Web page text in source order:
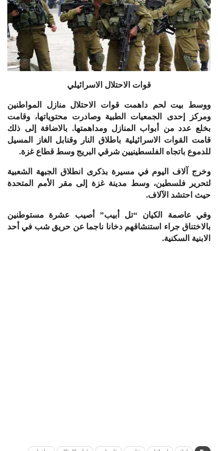
قوات الاحتلال الاسرائيلي
ووسط بيت لحم داهمت قوات الاحتلال منازل المواطنين
ومركز إحدى الجمعيات الطبية وصادرت محتوياتها، وقامت
بخلع عدد من أبواب المنازل ومداهمتها. بالاضافة إلى ذلك
قامت القوات الاسرائيلية باطلاق النار وقنابل الغاز المسيل
للدموع باتجاه الفلسطينيين شرقي البريج وسط قطاع غزة.
وخرج آلاف اليوم في مسيرة بذكرى انطلاق الجبهة الشعبية
لتحرير فلسطين، وسط مدينة غزة إلى مقر الأمم المتحدة
حيث احتشد الآلاف.
وفي عاصمة الكيان “تل أبيب” أصيب عشرة مستوطنين
بالاختناق جراء استنشاقهم دخانا ناجما عن حريق شب في أحد
الابنية السكنية.‎